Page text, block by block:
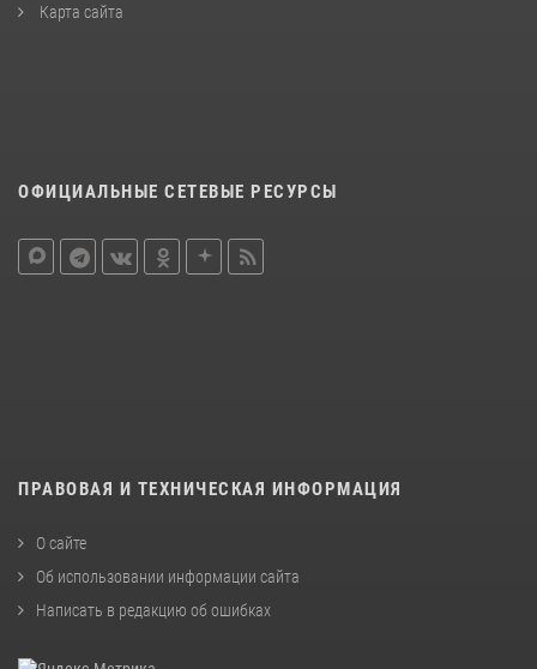
Карта сайта
ОФИЦИАЛЬНЫЕ СЕТЕВЫЕ РЕСУРСЫ
ПРАВОВАЯ И ТЕХНИЧЕСКАЯ ИНФОРМАЦИЯ
О сайте
Об использовании информации сайта
Написать в редакцию об ошибках